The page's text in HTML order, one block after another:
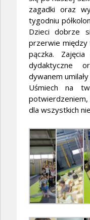
zagadki oraz
tygodniu
Dzieci dobrze
przerwie między
pączka.
dydaktyczne
dywanem
Uśmiech na
potwierdzeniem,
dla wszystkich